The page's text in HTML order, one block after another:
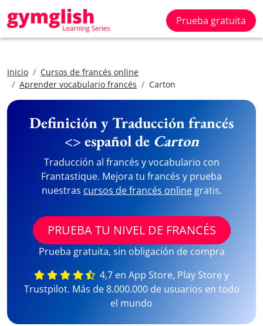
Prueba gratuita
Inicio
Cursos de francés online
Aprender vocabulario francés
Carton
Definición y Traducción francés
<> español de Carton
Traducción al francés y vocabulario con
Frantastique. Mejora tu francés y prueba
nuestras cursos de francés onlinegratis.
PRUEBA TU NIVEL DE FRANCÉS
Prueba gratuita, sin obligación de compra
4,7 en App Store, Play Store y
Trustpilot. Más de 8.000.000 de usuarios en todo
el mundo